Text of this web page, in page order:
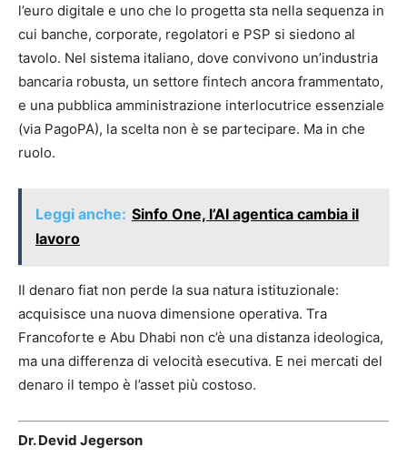
l’euro digitale e uno che lo progetta sta nella sequenza in
cui banche, corporate, regolatori e PSP si siedono al
tavolo. Nel sistema italiano, dove convivono un’industria
bancaria robusta, un settore fintech ancora frammentato,
e una pubblica amministrazione interlocutrice essenziale
(via PagoPA), la scelta non è se partecipare. Ma in che
ruolo.
Leggi anche: Sinfo One, l’AI agentica cambia il
lavoro
Il denaro fiat non perde la sua natura istituzionale:
acquisisce una nuova dimensione operativa. Tra
Francoforte e Abu Dhabi non c’è una distanza ideologica,
ma una differenza di velocità esecutiva. E nei mercati del
denaro il tempo è l’asset più costoso.
Dr. Devid Jegerson